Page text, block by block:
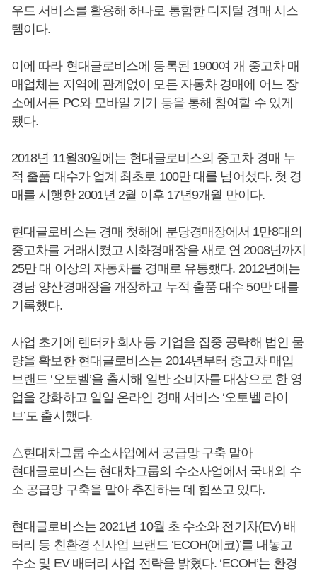
우드 서비스를 활용해 하나로 통합한 디지털 경매 시스
템이다.
이에 따라 현대글로비스에 등록된 1900여 개 중고차 매
매업체는 지역에 관계없이 모든 자동차 경매에 어느 장
소에서든 PC와 모바일 기기 등을 통해 참여할 수 있게
됐다.
2018년 11월30일에는 현대글로비스의 중고차 경매 누
적 출품 대수가 업계 최초로 100만 대를 넘어섰다. 첫 경
매를 시행한 2001년 2월 이후 17년9개월 만이다.
현대글로비스는 경매 첫해에 분당경매장에서 1만8대의
중고차를 거래시켰고 시화경매장을 새로 연 2008년까지
25만 대 이상의 자동차를 경매로 유통했다. 2012년에는
경남 양산경매장을 개장하고 누적 출품 대수 50만 대를
기록했다.
사업 초기에 렌터카 회사 등 기업을 집중 공략해 법인 물
량을 확보한 현대글로비스는 2014년부터 중고차 매입
브랜드 ‘오토벨’을 출시해 일반 소비자를 대상으로 한 영
업을 강화하고 일일 온라인 경매 서비스 ‘오토벨 라이
브’도 출시했다.
△현대차그룹 수소사업에서 공급망 구축 맡아
현대글로비스는 현대차그룹의 수소사업에서 국내외 수
소 공급망 구축을 맡아 추진하는 데 힘쓰고 있다.
현대글로비스는 2021년 10월 초 수소와 전기차(EV) 배
터리 등 친환경 신사업 브랜드 ‘ECOH(에코)’를 내놓고
수소 및 EV 배터리 사업 전략을 밝혔다. ‘ECOH’는 환경